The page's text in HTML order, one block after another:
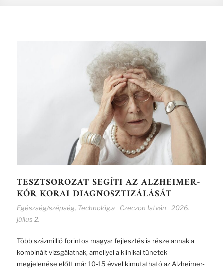
TESZTSOROZAT SEGÍTI AZ ALZHEIMER-
KÓR KORAI DIAGNOSZTIZÁLÁSÁT
Egészség/szépség, Technológia - Czeczon István - 2026.
július 2.
Több százmillió forintos magyar fejlesztés is része annak a
kombinált vizsgálatnak, amellyel a klinikai tünetek
megjelenése előtt már 10-15 évvel kimutatható az Alzheimer-